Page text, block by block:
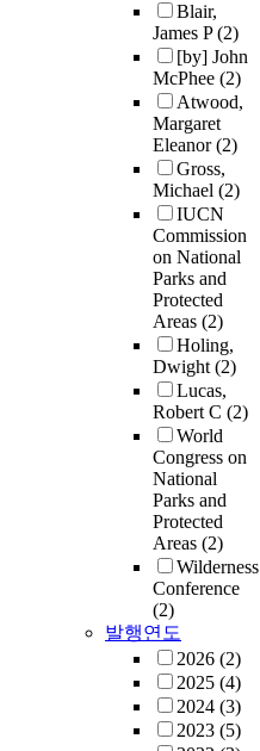
Blair,
James P(2)
[by] John
McPhee (2)
Atwood,
Margaret
Eleanor(2)
Gross,
Michael (2)
IUCN
Commission
on National
Parks and
Protected
Areas (2)
Holing,
Dwight(2)
Lucas,
Robert C (2)
World
Congress on
National
Parks and
Protected
Areas (2)
Wilderness
Conference
(2)
발행연도
2026 (2)
2025 (4)
2024 (3)
2023 (5)